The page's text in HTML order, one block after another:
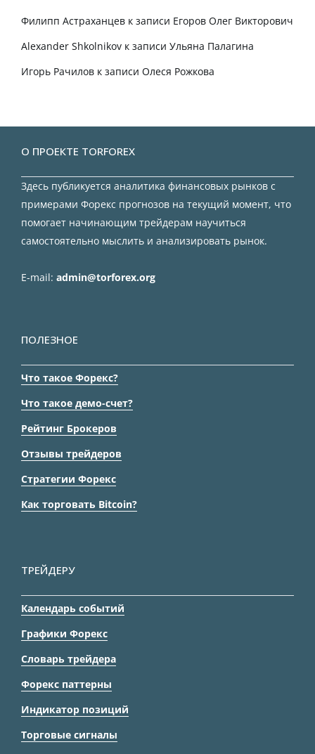
Филипп Астраханцев к записи Егоров Олег Викторович
Alexander Shkolnikov к записи Ульяна Палагина
Игорь Рачилов к записи Олеся Рожкова
О ПРОЕКТЕ TORFOREX
Здесь публикуется аналитика финансовых рынков с
примерами Форекс прогнозов на текущий момент, что
помогает начинающим трейдерам научиться
самостоятельно мыслить и анализировать рынок.
E-mail: admin@torforex.org
ПОЛЕЗНОЕ
Что такое Форекс?
Что такое демо-счет?
Рейтинг Брокеров
Отзывы трейдеров
Стратегии Форекс
Как торговать Bitcoin?
ТРЕЙДЕРУ
Календарь событий
Графики Форекс
Словарь трейдера
Форекс паттерны
Индикатор позиций
Торговые сигналы